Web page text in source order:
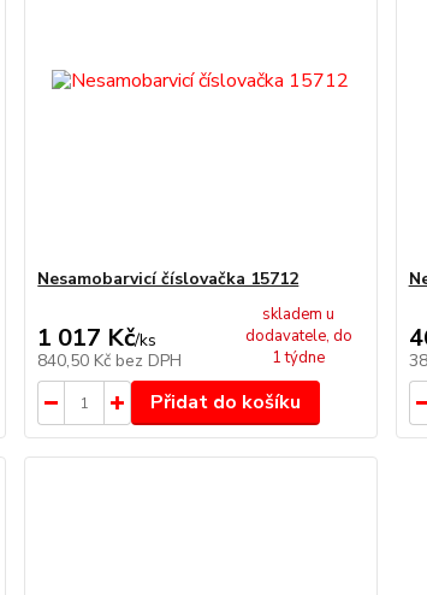
Nesamobarvicí číslovačka 15712
1 017 Kč/ks
840,50 Kč bez DPH
skladem u
dodavatele, do
1 týdne
Přidat do košíku